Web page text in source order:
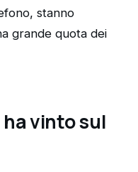
stanno
grande quota dei
vinto sul